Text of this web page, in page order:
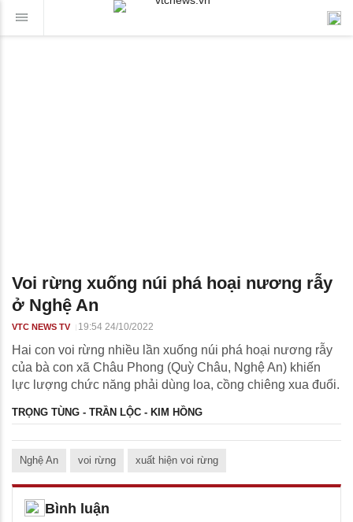
Voi rừng xuống núi phá hoại nương rẫy
ở Nghệ An
VTC NEWS TV 19:54 24/10/2022
Hai con voi rừng nhiều lần xuống núi phá hoại nương rẫy
của bà con xã Châu Phong (Quỳ Châu, Nghệ An) khiến
lực lượng chức năng phải dùng loa, cồng chiêng xua đuổi.
TRỌNG TÙNG - TRẦN LỘC - KIM HỒNG
Nghệ An voi rừng xuất hiện voi rừng
Bình luận